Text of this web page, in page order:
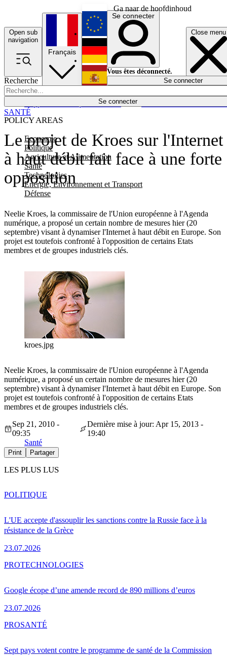
Ga naar de hoofdinhoud
Open sub
navigation
Close menu
Recherche
Se connecter
POLICY AREAS
Economie
Politique
Agriculture et Alimentation
Santé
Technologies
Energie, Environnement et Transport
Défense
Économie
Français
English
Deutsch
Español
Se connecter
Vous êtes déconnecté.
Se connecter
Le projet de Kroes sur l'Internet
à haut débit fait face à une forte
opposition
Neelie Kroes, la commissaire de l'Union européenne à l'Agenda
numérique, a proposé un certain nombre de mesures hier (20
septembre) visant à dynamiser l'Internet à haut débit en Europe. Son
projet est toutefois confronté à l'opposition de certains Etats
membres et de groupes industriels clés.
SANTÉ
kroes.jpg
Neelie Kroes, la commissaire de l'Union européenne à l'Agenda
numérique, a proposé un certain nombre de mesures hier (20
septembre) visant à dynamiser l'Internet à haut débit en Europe. Son
projet est toutefois confronté à l'opposition de certains Etats
membres et de groupes industriels clés.
Sep 21, 2010 -
09:35
Dernière mise à jour: Apr 15, 2013 -
19:40
Santé
Print Partager
LES PLUS LUS
L'UE accepte d'assouplir les sanctions contre la Russie face à la
résistance de la Grèce
23.07.2026
POLITIQUE
Google écope d’une amende record de 890 millions d’euros
23.07.2026
PROTECHNOLOGIES
Sept pays votent contre le programme de santé de la Commission
PROSANTÉ